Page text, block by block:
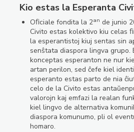
Kio estas la Esperanta
Oﬁciale fondita la 2an de junio
Civito estas kolektivo kiu celas
la esperantistoj kiuj sentas sin
senŝtata diaspora lingva grupo.
konceptas esperanton ne nur
artan perilon, sed ĉefe kiel
esperanto estas parto de nia
celo de la Civito estas
valorojn kaj emfazi la realan
kiel lingvo de alternativa
diaspora komunumo, pli ol
homaro.